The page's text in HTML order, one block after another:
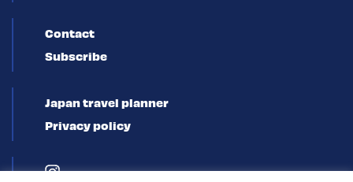
Contact
Subscribe
Japan travel planner
Privacy policy